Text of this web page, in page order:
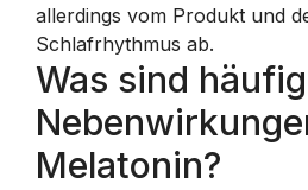
allerdings vom Produkt und
Schlafrhythmus ab.
Was sind
Melatonin?